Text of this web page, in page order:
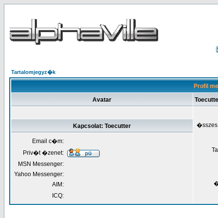
Tartalomjegyz�k
Profil
Avatar
Kapcsolat: Toecutter
Email c�m:
Priv�t �zenet:
MSN Messenger:
Yahoo Messenger:
AIM:
ICQ: